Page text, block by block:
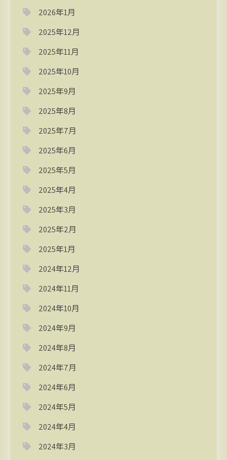
2026年1月
2025年12月
2025年11月
2025年10月
2025年9月
2025年8月
2025年7月
2025年6月
2025年5月
2025年4月
2025年3月
2025年2月
2025年1月
2024年12月
2024年11月
2024年10月
2024年9月
2024年8月
2024年7月
2024年6月
2024年5月
2024年4月
2024年3月